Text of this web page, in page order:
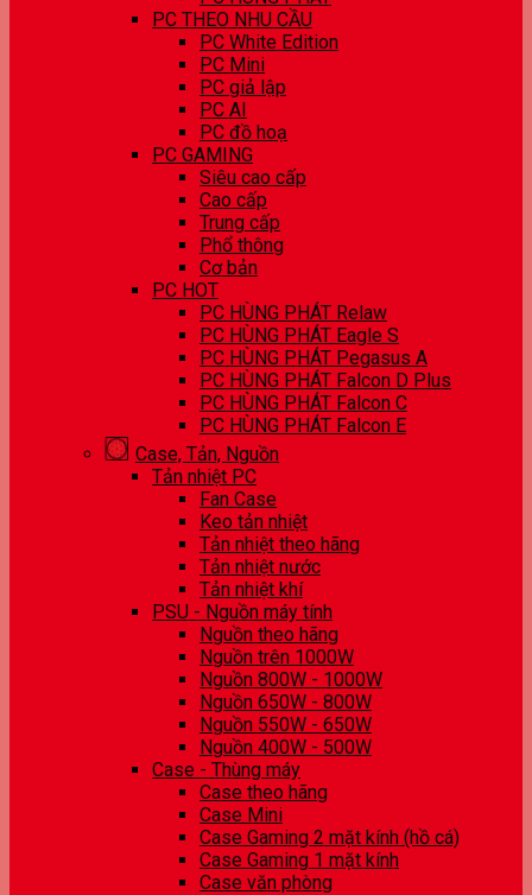
PC THEO NHU CẦU
PC White Edition
PC Mini
PC giả lập
PC AI
PC đồ hoạ
PC GAMING
Siêu cao cấp
Cao cấp
Trung cấp
Phổ thông
Cơ bản
PC HOT
PC HÙNG PHÁT Relaw
PC HÙNG PHÁT Eagle S
PC HÙNG PHÁT Pegasus A
PC HÙNG PHÁT Falcon D Plus
PC HÙNG PHÁT Falcon C
PC HÙNG PHÁT Falcon E
Case, Tản, Nguồn
Tản nhiệt PC
Fan Case
Keo tản nhiệt
Tản nhiệt theo hãng
Tản nhiệt nước
Tản nhiệt khí
PSU - Nguồn máy tính
Nguồn theo hãng
Nguồn trên 1000W
Nguồn 800W - 1000W
Nguồn 650W - 800W
Nguồn 550W - 650W
Nguồn 400W - 500W
Case - Thùng máy
Case theo hãng
Case Mini
Case Gaming 2 mặt kính (hồ cá)
Case Gaming 1 mặt kính
Case văn phòng